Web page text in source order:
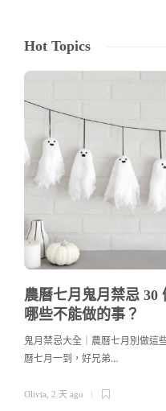
Hot Topics
農曆七月鬼月禁忌 30
哪些不能做的事？
鬼月禁忌大全｜農曆七月別做這
曆七月一到，好兄弟…
Olivia 2 天 ago